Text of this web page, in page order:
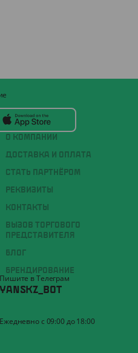
О КОМПАНИИ
ДОСТАВКА И ОПЛАТА
СТАТЬ ПАРТНЁРОМ
РЕКВИЗИТЫ
КОНТАКТЫ
ВЫЗОВ ТОРГОВОГО
ПРЕДСТАВИТЕЛЯ
БЛОГ
БРЕНДИРОВАНИЕ
Пишите в Телеграм
YANSKZ_BOT
Ежедневно с 09:00 до 18:00